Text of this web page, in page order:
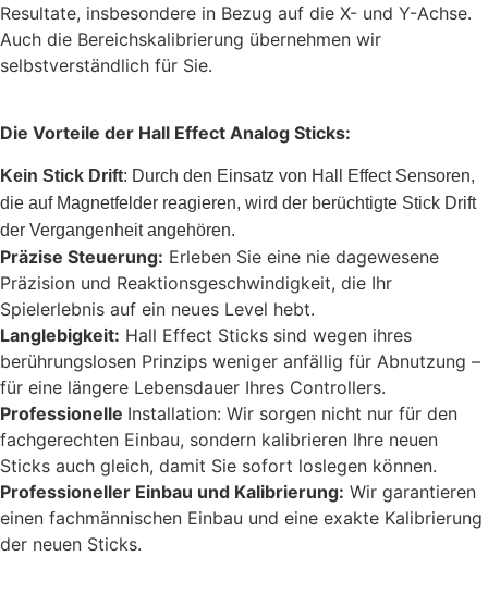
Resultate, insbesondere in Bezug auf die X- und Y-Achse.
Auch die Bereichskalibrierung übernehmen wir
selbstverständlich für Sie.
Die Vorteile der Hall Effect Analog Sticks:
Kein Stick Drift: Durch den Einsatz von Hall Effect Sensoren,
die auf Magnetfelder reagieren, wird der berüchtigte Stick Drift
der Vergangenheit angehören.
Präzise Steuerung: Erleben Sie eine nie dagewesene
Präzision und Reaktionsgeschwindigkeit, die Ihr
Spielerlebnis auf ein neues Level hebt.
Langlebigkeit: Hall Effect Sticks sind wegen ihres
berührungslosen Prinzips weniger anfällig für Abnutzung –
für eine längere Lebensdauer Ihres Controllers.
Professionelle Installation: Wir sorgen nicht nur für den
fachgerechten Einbau, sondern kalibrieren Ihre neuen
Sticks auch gleich, damit Sie sofort loslegen können.
Professioneller Einbau und Kalibrierung: Wir garantieren
einen fachmännischen Einbau und eine exakte Kalibrierung
der neuen Sticks.